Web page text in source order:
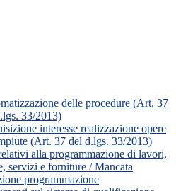
delle procedure (Art. 37
33/2013)
interesse realizzazione opere
(Art. 37 del d.lgs. 33/2013)
alla programmazione di lavori,
servizi e forniture / Mancata
programmazione